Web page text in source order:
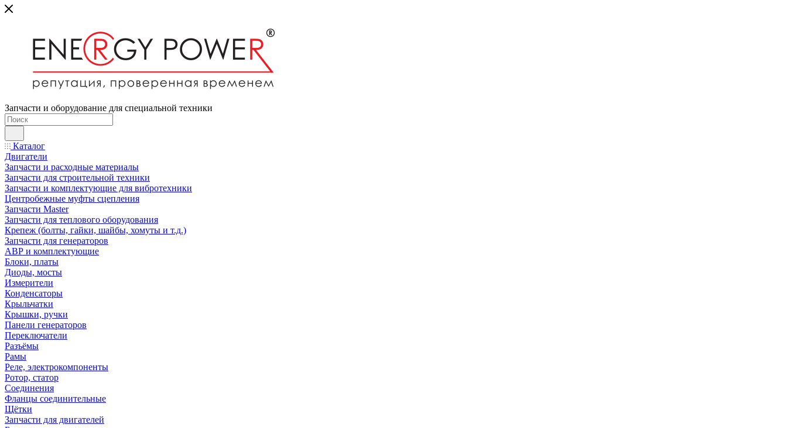
Запчасти и оборудование для специальной техники
Каталог
Двигатели
Запчасти и расходные материалы
Запчасти для строительной техники
Запчасти и комплектующие для вибротехники
Центробежные муфты сцепления
Запчасти Master
Запчасти для теплового оборудования
Крепеж (болты, гайки, шайбы, хомуты и т.д.)
Запчасти для генераторов
АВР и комплектующие
Блоки, платы
Диоды, мосты
Измерители
Конденсаторы
Крыльчатки
Крышки, ручки
Панели генераторов
Переключатели
Разъёмы
Рамы
Реле, электрокомпоненты
Ротор, статор
Соединения
Фланцы соединительные
Щётки
Запчасти для двигателей